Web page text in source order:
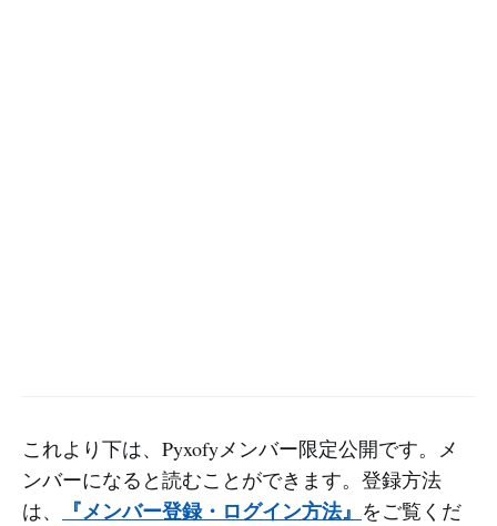
これより下は、Pyxofyメンバー限定公開です。メ
ンバーになると読むことができます。登録方法
は、
『メンバー登録・ログイン方法』 をご覧くだ